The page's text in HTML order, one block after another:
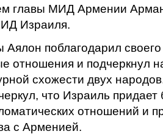
главы МИД Армении
Израиля.
поблагодарил своего
отношения и подчеркнул
схожести двух
что Израиль
отношений и
с Арменией.